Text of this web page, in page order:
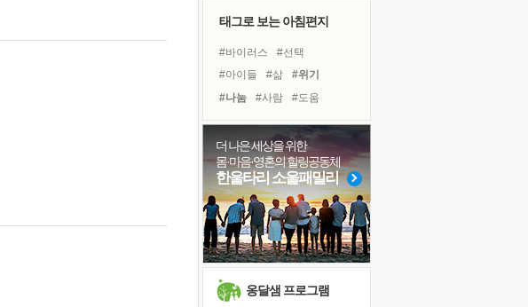
졸업식 사진을 보며
아픈 아버지를 위한 공간 설계
극심한 변비, 어깨결림, 수면 장애
보고 싶은 어머니
유년 시절의 부산 영도 바다
못된 꼰대들
거울 속의 나
희망이란
태그로 보는 아침편지
#바이러스
#선택
#아이들
#삶
#위기
#나눔
#사람
#도움
#비전캠프
#계획
#리더
#희망
#경험
#극복
#링컨학교
#독서
#유튜브
#면역력
#명상
#건강
#다짐
더 나은 세상을 위한
몸·마음·영혼의 힐링공동체
한울타리 소울패밀리
옹달샘 프로그램